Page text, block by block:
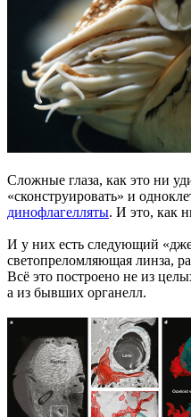
Сложные глаза, как это ни
«сконструировать» и
динофлагелляты. И это, как
И у них есть следующий
светопреломляющая линза,
Всё это построено не из
а из бывших органелл.